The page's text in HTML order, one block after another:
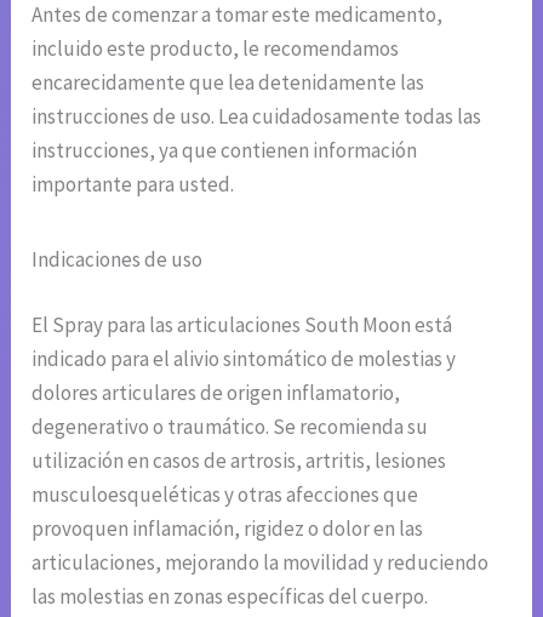
Antes de comenzar a tomar este medicamento,
incluido este producto, le recomendamos
encarecidamente que lea detenidamente las
instrucciones de uso. Lea cuidadosamente todas las
instrucciones, ya que contienen información
importante para usted.
Indicaciones de uso
El Spray para las articulaciones South Moon está
indicado para el alivio sintomático de molestias y
dolores articulares de origen inflamatorio,
degenerativo o traumático. Se recomienda su
utilización en casos de artrosis, artritis, lesiones
musculoesqueléticas y otras afecciones que
provoquen inflamación, rigidez o dolor en las
articulaciones, mejorando la movilidad y reduciendo
las molestias en zonas específicas del cuerpo.